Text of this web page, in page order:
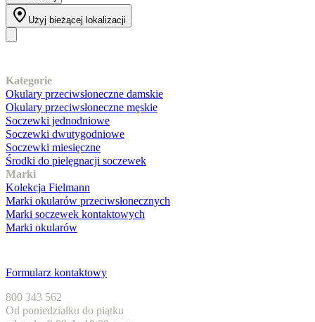
Użyj bieżącej lokalizacji
Kategorie
Okulary przeciwsłoneczne damskie
Okulary przeciwsłoneczne męskie
Soczewki jednodniowe
Soczewki dwutygodniowe
Soczewki miesięczne
Środki do pielęgnacji soczewek
Marki
Kolekcja Fielmann
Marki okularów przeciwsłonecznych
Marki soczewek kontaktowych
Marki okularów
Formularz kontaktowy
800 343 562
Od poniedziałku do piątku